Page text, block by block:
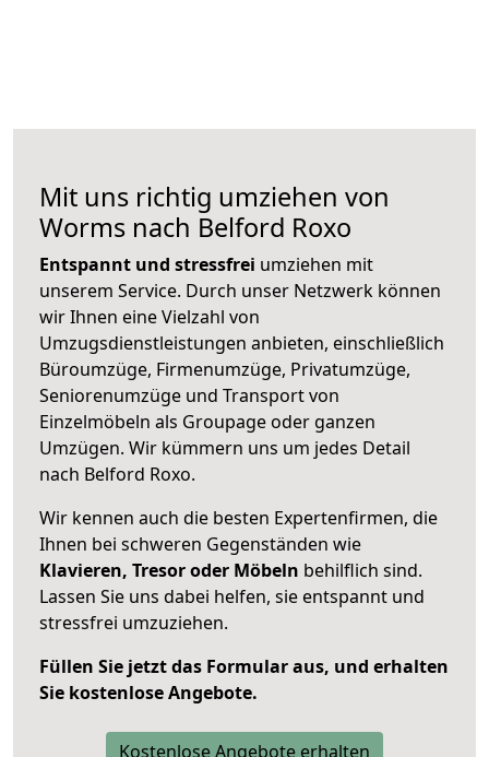
Mit uns richtig umziehen von
Worms nach Belford Roxo
Entspannt und stressfrei umziehen mit
unserem Service. Durch unser Netzwerk können
wir Ihnen eine Vielzahl von
Umzugsdienstleistungen anbieten, einschließlich
Büroumzüge, Firmenumzüge, Privatumzüge,
Seniorenumzüge und Transport von
Einzelmöbeln als Groupage oder ganzen
Umzügen. Wir kümmern uns um jedes Detail
nach Belford Roxo.
Wir kennen auch die besten Expertenfirmen, die
Ihnen bei schweren Gegenständen wie
Klavieren, Tresor oder Möbeln behilflich sind.
Lassen Sie uns dabei helfen, sie entspannt und
stressfrei umzuziehen.
Füllen Sie jetzt das Formular aus, und erhalten
Sie kostenlose Angebote.
Kostenlose Angebote erhalten